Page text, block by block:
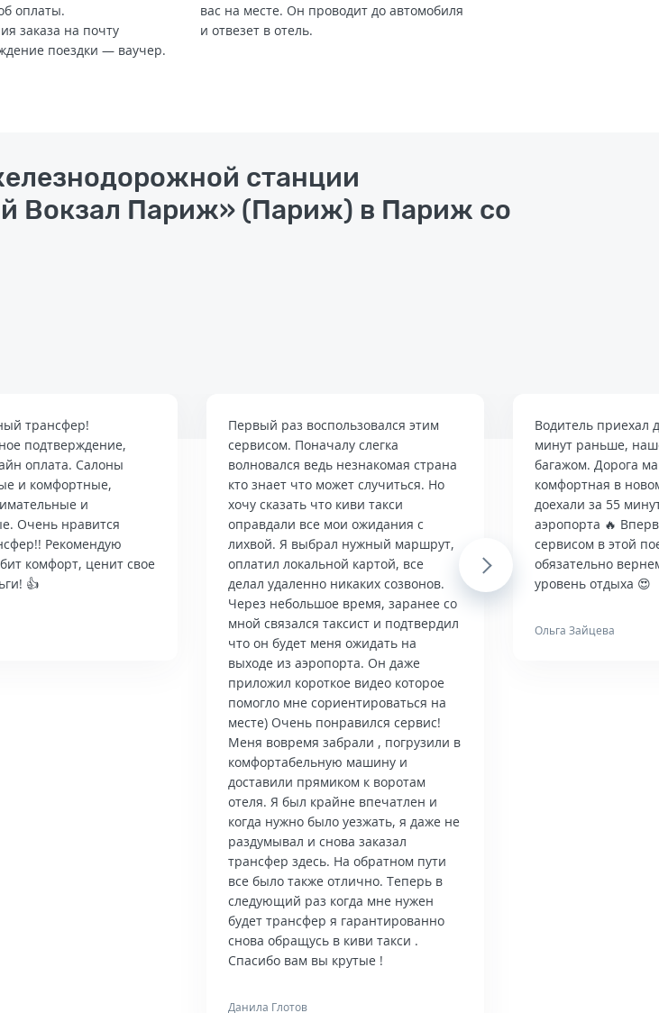
оплаты.
заказа на почту
поездки — ваучер.
вас на месте. Он проводит до автомобиля
и отвезет в отель.
станции
Вокзал Париж» (Париж) в Париж со
трансфер!
подтверждение,
оплата. Салоны
и комфортные,
и
Очень нравится
Рекомендую
комфорт, ценит свое
👍
Первый раз воспользовался этим
сервисом. Поначалу слегка
волновался ведь незнакомая страна
кто знает что может случиться. Но
хочу сказать что киви такси
оправдали все мои ожидания с
лихвой. Я выбрал нужный маршрут,
оплатил локальной картой, все
делал удаленно никаких созвонов.
Через небольшое время, заранее со
мной связался таксист и подтвердил
что он будет меня ожидать на
выходе из аэропорта. Он даже
приложил короткое видео которое
помогло мне сориентироваться на
месте) Очень понравился сервис!
Меня вовремя забрали , погрузили в
комфортабельную машину и
доставили прямиком к воротам
отеля. Я был крайне впечатлен и
когда нужно было уезжать, я даже не
раздумывал и снова заказал
трансфер здесь. На обратном пути
все было также отлично. Теперь в
следующий раз когда мне нужен
будет трансфер я гарантированно
снова обращусь в киви такси .
Спасибо вам вы крутые !
Данила Глотов
Водитель приехал
минут раньше,
багажом. Дорога
комфортная в
доехали за 55
аэропорта 🔥
сервисом в этой
обязательно
уровень отдыха 😍
Ольга Зайцева
Next